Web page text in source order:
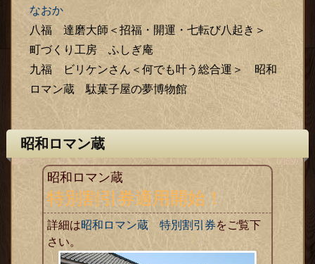
なおか
八福 達磨大師＜招福・開運・七転び八起き＞
町づくり工房 ふしぎ庵
九福 ビリケンさん＜何でも叶う総合運＞ 昭和
ロマン蔵 駄菓子屋の夢博物館
昭和ロマン蔵
昭和ロマン蔵
特別割引券適用開始！
詳細は昭和ロマン蔵 特別割引券をご覧下
さい。